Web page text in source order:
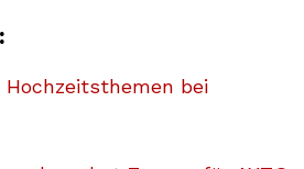
Hochzeitsthemen bei